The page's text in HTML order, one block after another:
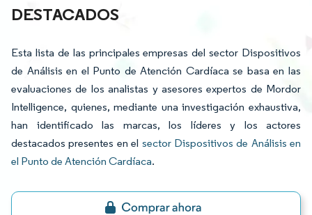
DESTACADOS
Esta lista de las principales empresas del sector Dispositivos
de Análisis en el Punto de Atención Cardíaca se basa en las
evaluaciones de los analistas y asesores expertos de Mordor
Intelligence, quienes, mediante una investigación exhaustiva,
han identificado las marcas, los líderes y los actores
destacados presentes en el sector Dispositivos de Análisis en
el Punto de Atención Cardíaca.